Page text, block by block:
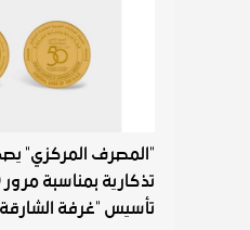
"المصرف المركزي"
تأسيس "غرفة